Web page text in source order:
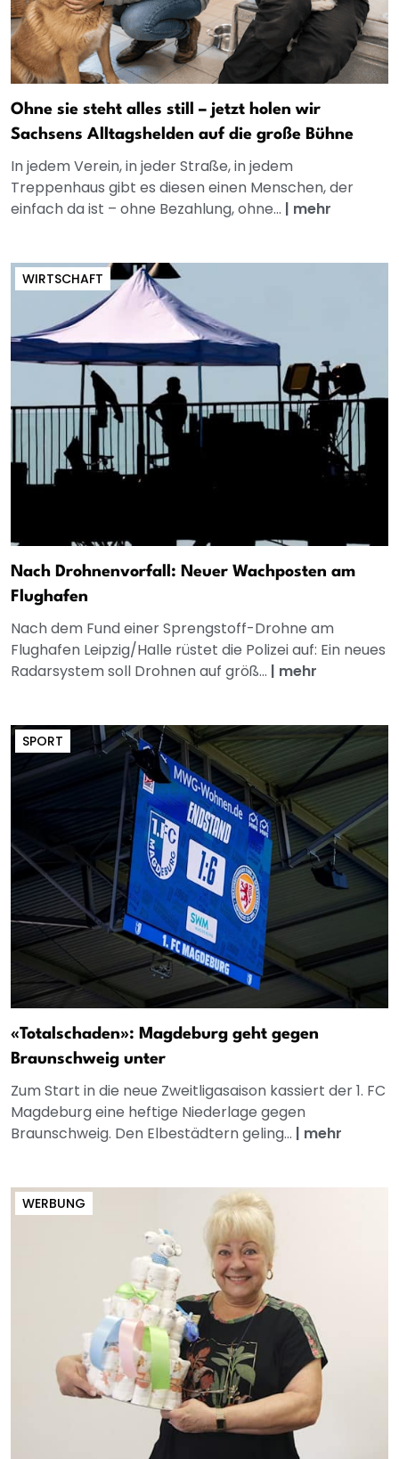
Ohne sie steht alles still – jetzt holen wir
Sachsens Alltagshelden auf die große Bühne
In jedem Verein, in jeder Straße, in jedem
Treppenhaus gibt es diesen einen Menschen, der
einfach da ist – ohne Bezahlung, ohne... | mehr
WIRTSCHAFT
Nach Drohnenvorfall: Neuer Wachposten am
Flughafen
Nach dem Fund einer Sprengstoff-Drohne am
Flughafen Leipzig/Halle rüstet die Polizei auf: Ein neues
Radarsystem soll Drohnen auf größ... | mehr
SPORT
«Totalschaden»: Magdeburg geht gegen
Braunschweig unter
Zum Start in die neue Zweitligasaison kassiert der 1. FC
Magdeburg eine heftige Niederlage gegen
Braunschweig. Den Elbestädtern geling... | mehr
WERBUNG